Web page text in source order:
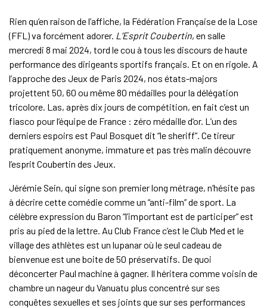
Rien qu’en raison de l’affiche, la Fédération Française de la Lose
(FFL) va forcément adorer. L’Esprit Coubertin, en salle
mercredi 8 mai 2024, tord le cou à tous les discours de haute
performance des dirigeants sportifs français. Et on en rigole. A
l’approche des Jeux de Paris 2024, nos états-majors
projettent 50, 60 ou même 80 médailles pour la délégation
tricolore. Las, après dix jours de compétition, en fait c’est un
fiasco pour l’équipe de France : zéro médaille d’or. L’un des
derniers espoirs est Paul Bosquet dit “le sheriff”. Ce tireur
pratiquement anonyme, immature et pas très malin découvre
l’esprit Coubertin des Jeux.
Jérémie Sein, qui signe son premier long métrage, n’hésite pas
à décrire cette comédie comme un “anti-film” de sport. La
célèbre expression du Baron “l’important est de participer” est
pris au pied de la lettre. Au Club France c’est le Club Med et le
village des athlètes est un lupanar où le seul cadeau de
bienvenue est une boite de 50 préservatifs. De quoi
déconcerter Paul machine à gagner. Il héritera comme voisin de
chambre un nageur du Vanuatu plus concentré sur ses
conquêtes sexuelles et ses joints que sur ses performances